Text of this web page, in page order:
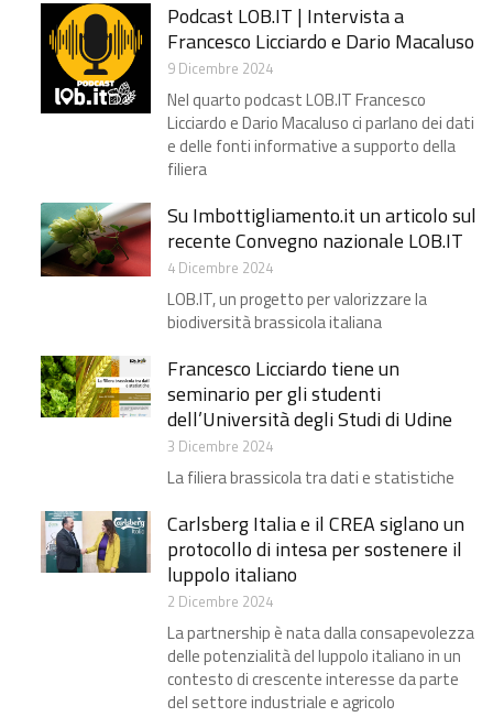
Podcast LOB.IT | Intervista a
Francesco Licciardo e Dario Macaluso
9 Dicembre 2024
Nel quarto podcast LOB.IT Francesco
Licciardo e Dario Macaluso ci parlano dei dati
e delle fonti informative a supporto della
filiera
Su Imbottigliamento.it un articolo sul
recente Convegno nazionale LOB.IT
4 Dicembre 2024
LOB.IT, un progetto per valorizzare la
biodiversità brassicola italiana
Francesco Licciardo tiene un
seminario per gli studenti
dell’Università degli Studi di Udine
3 Dicembre 2024
La filiera brassicola tra dati e statistiche
Carlsberg Italia e il CREA siglano un
protocollo di intesa per sostenere il
luppolo italiano
2 Dicembre 2024
La partnership è nata dalla consapevolezza
delle potenzialità del luppolo italiano in un
contesto di crescente interesse da parte
del settore industriale e agricolo